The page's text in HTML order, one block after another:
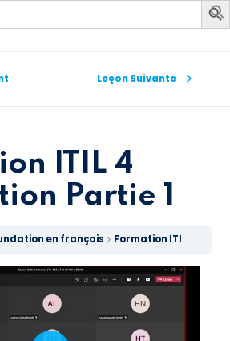
Leçon Suivante
ITIL 4
Partie 1
en français Formation ITIL 4 foundation Partie 1
an account?Sign up
Lost your password?